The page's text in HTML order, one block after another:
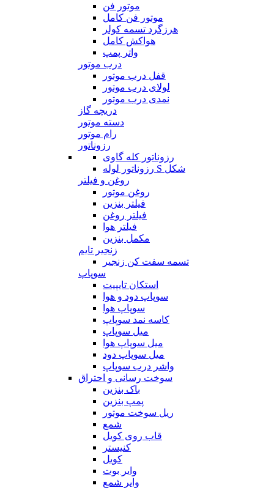
موتور فن
موتور فن کامل
هرزگرد تسمه کولر
هواکش کامل
واتر پمپ
درب موتور
قفل درب موتور
لولای درب موتور
نمدی درب موتور
دریچه گاز
دسته موتور
رام موتور
رزوناتور
رزوناتور کله گاوی
رزوناتور لوله S شکل
روغن و فیلتر
روغن موتور
فیلتر بنزین
فیلتر روغن
فیلتر هوا
مکمل بنزین
زنجیر تایم
تسمه سفت کن زنجیر
سوپاپ
استکان تایپیت
سوپاپ دود و هوا
سوپاپ هوا
کاسه نمد سوپاپ
میل سوپاپ
میل سوپاپ هوا
میل سوپاپ دود
واشر درب سوپاپ
سوخت رسانی و احتراق
باک بنزین
پمپ بنزین
ریل سوخت موتور
شمع
قاب روی کویل
کنیستر
کویل
وایر بوت
وایر شمع